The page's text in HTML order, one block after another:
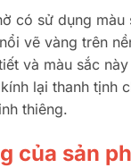
có sử dụng màu
vẽ vàng trên
và màu sắc
lại thanh tịnh
thiêng.
của sản